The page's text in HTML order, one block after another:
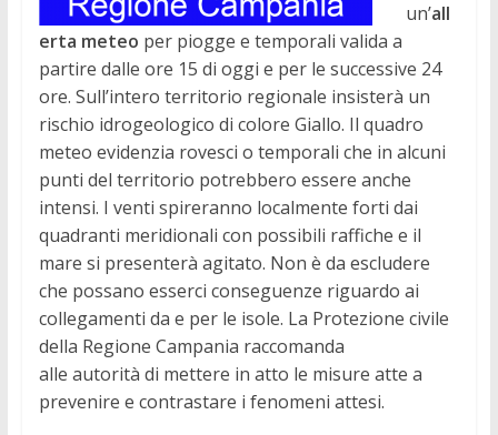
un’all
erta meteo per piogge e temporali valida a
partire dalle ore 15 di oggi e per le successive 24
ore. Sull’intero territorio regionale insisterà un
rischio idrogeologico di colore Giallo. Il quadro
meteo evidenzia rovesci o temporali che in alcuni
punti del territorio potrebbero essere anche
intensi. I venti spireranno localmente forti dai
quadranti meridionali con possibili raffiche e il
mare si presenterà agitato. Non è da escludere
che possano esserci conseguenze riguardo ai
collegamenti da e per le isole. La Protezione civile
della Regione Campania raccomanda
alle autorità di mettere in atto le misure atte a
prevenire e contrastare i fenomeni attesi.